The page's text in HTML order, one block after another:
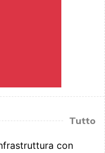
Tutto
con